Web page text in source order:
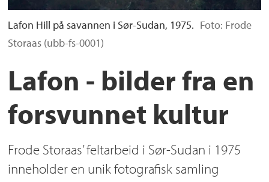
Lafon Hill på savannen i Sør-Sudan, 1975. Foto: Frode
Storaas (ubb-fs-0001)
Lafon - bilder fra en
forsvunnet kultur
Frode Storaas’ feltarbeid i Sør-Sudan i 1975
inneholder en unik fotografisk samling